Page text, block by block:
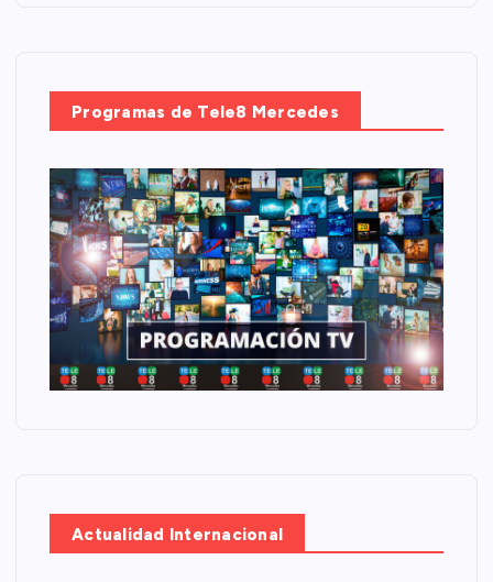
Programas de Tele8 Mercedes
Actualidad Internacional